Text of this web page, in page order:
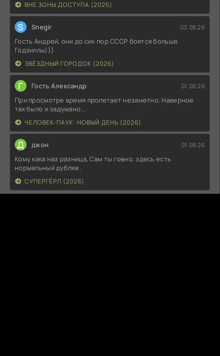
ВНЕ ЗОНЫ ДОСТУПА (2025)
S Snegir 03.08.26
Гость Андрей, они до сих пор СССР боятся больше
Годзиллы)))
ЗВЁЗДНЫЙ ГОРОДОК (2026)
Г Гость Александр 01.08.26
При просмотре время пролетает незаметно. Наверное
так было и задумано...
ЧЕЛОВЕК-ПАУК: НОВЫЙ ДЕНЬ (2026)
Д джон 01.08.26
Кому кака наз разница, Сам ты говно, здесь есть
нормальный дубляж.
СУПЕРГЁРЛ (2026)